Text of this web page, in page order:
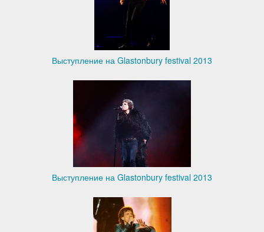
Выступление на Glastonbury festival 2013
Выступление на Glastonbury festival 2013